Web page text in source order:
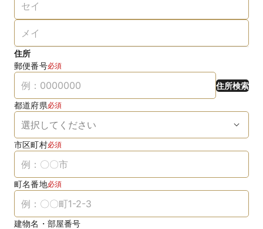
住所
郵便番号必須
住所検索
都道府県必須
市区町村必須
町名番地必須
建物名・部屋番号